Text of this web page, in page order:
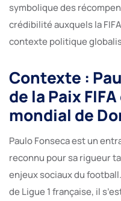
symbolique des
crédibilité auxquels la
contexte politique
Contexte :
de la Paix
mondial de
Paulo Fonseca est un
reconnu pour sa rigueur
enjeux sociaux du
de Ligue 1 française, il